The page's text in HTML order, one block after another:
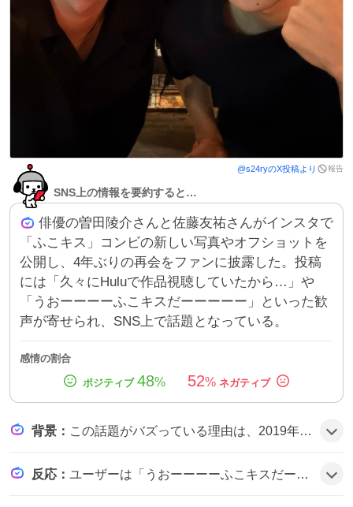
@s24ryのX投稿より 報告
SNS上の情報を要約すると…
俳優の曽田陵介さんと佐藤友祐さんがインスタで
「ふこキス」コンビの新しい写真やオフショットを
公開し、4年ぶりの再会をファンに披露した。投稿
には「久々にHuluで作品視聴していたから…」や
「うおーーーーふこキスだーーーーー」といった歓
声が寄せられ、SNS上で話題となっている。
感情の割合
48% 52%
背景 ： この話題がバズっている理由は、2019年に配信されたドラマ『ふこキス』が当時大きな人気を集め、主演の曽田陵介さんと佐藤友祐さんの仲の良さがファンの記憶に残っていたことに加え、4年ぶりの再会写真がインスタで公開されたことで懐かしさと新鮮さが同時に刺激され、期待感が高まった可能性がある。
反応 ： ユーザーは「うおーーーーふこキスだーーーーー」「ふこキスコンビ😭😭😭」と歓声を上げ、「久々にHuluで作品視聴していたから…」と懐かしさを語り、「またドラマ見たくなった😊」や「ずっと仲良しなの嬉しい」など、ポジティブな声が多数寄せられ、全体的に盛り上がりの雰囲気だ。